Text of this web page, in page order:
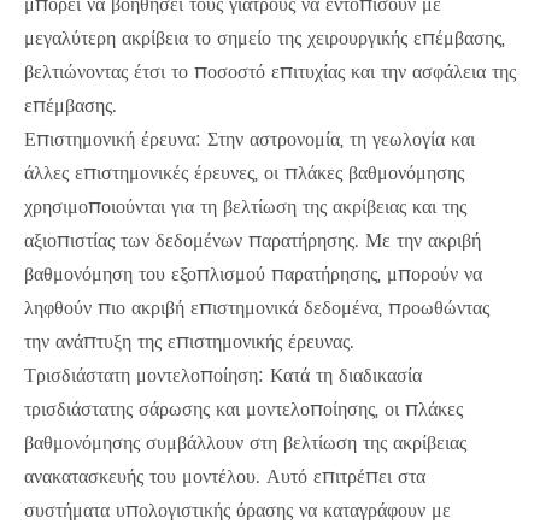
μεγαλύτερη ακρίβεια το σημείο της χειρουργικής επέμβασης,
βελτιώνοντας έτσι το ποσοστό επιτυχίας και την ασφάλεια της
επέμβασης.
Επιστημονική έρευνα: Στην αστρονομία, τη γεωλογία και
άλλες επιστημονικές έρευνες, οι πλάκες βαθμονόμησης
χρησιμοποιούνται για τη βελτίωση της ακρίβειας και της
αξιοπιστίας των δεδομένων παρατήρησης. Με την ακριβή
βαθμονόμηση του εξοπλισμού παρατήρησης, μπορούν να
ληφθούν πιο ακριβή επιστημονικά δεδομένα, προωθώντας
την ανάπτυξη της επιστημονικής έρευνας.
Τρισδιάστατη μοντελοποίηση: Κατά τη διαδικασία
τρισδιάστατης σάρωσης και μοντελοποίησης, οι πλάκες
βαθμονόμησης συμβάλλουν στη βελτίωση της ακρίβειας
ανακατασκευής του μοντέλου. Αυτό επιτρέπει στα
συστήματα υπολογιστικής όρασης να καταγράφουν με